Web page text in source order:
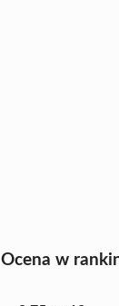
Ocena w